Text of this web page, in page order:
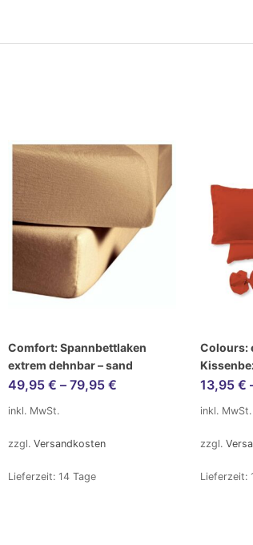
Comfort: Spannbettlaken
extrem dehnbar – sand
49,95 € – 79,95 €
inkl. MwSt.
zzgl. Versandkosten
Lieferzeit: 14 Tage
Colours:
13,95 €
inkl. MwSt.
zzgl.
Lieferzeit: